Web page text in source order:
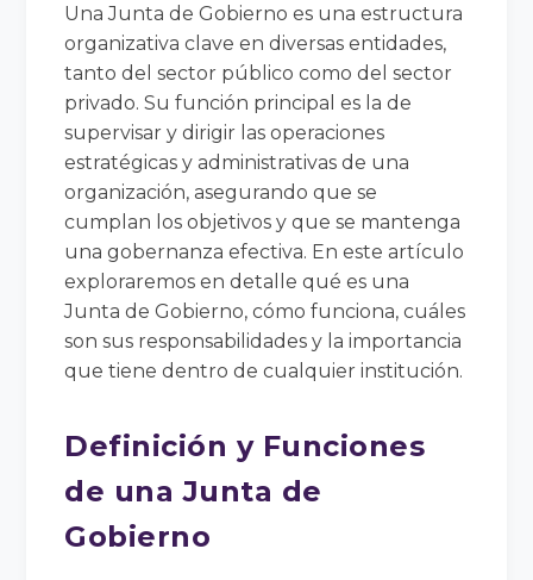
Una Junta de Gobierno es una estructura
organizativa clave en diversas entidades,
tanto del sector público como del sector
privado. Su función principal es la de
supervisar y dirigir las operaciones
estratégicas y administrativas de una
organización, asegurando que se
cumplan los objetivos y que se mantenga
una gobernanza efectiva. En este artículo
exploraremos en detalle qué es una
Junta de Gobierno, cómo funciona, cuáles
son sus responsabilidades y la importancia
que tiene dentro de cualquier institución.
Definición y Funciones
de una Junta de
Gobierno